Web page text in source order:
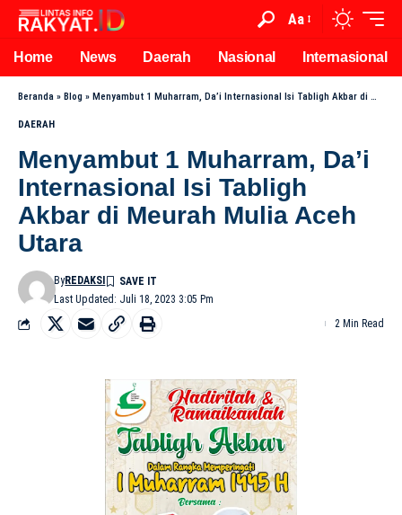
Aa
Home News Daerah Nasional Internasional
Beranda » Blog » Menyambut 1 Muharram, Da’i Internasional Isi Tabligh Akbar di Meurah Mulia Aceh Utara
DAERAH
Menyambut 1 Muharram, Da’i
Internasional Isi Tabligh
Akbar di Meurah Mulia Aceh
Utara
Last Updated: Juli 18, 2023 3:05 Pm
ByREDAKSI
2 Min Read